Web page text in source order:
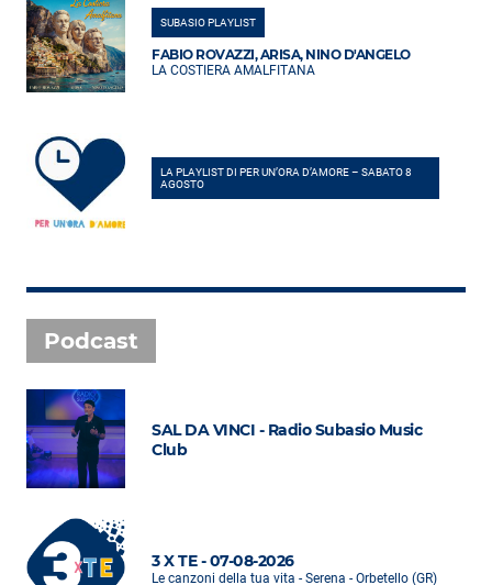
SUBASIO PLAYLIST
FABIO ROVAZZI, ARISA, NINO D'ANGELO
LA COSTIERA AMALFITANA
LA PLAYLIST DI PER UN’ORA D’AMORE – SABATO 8
AGOSTO
Podcast
SAL DA VINCI - Radio Subasio Music
Club
3 X TE - 07-08-2026
Le canzoni della tua vita - Serena - Orbetello (GR)